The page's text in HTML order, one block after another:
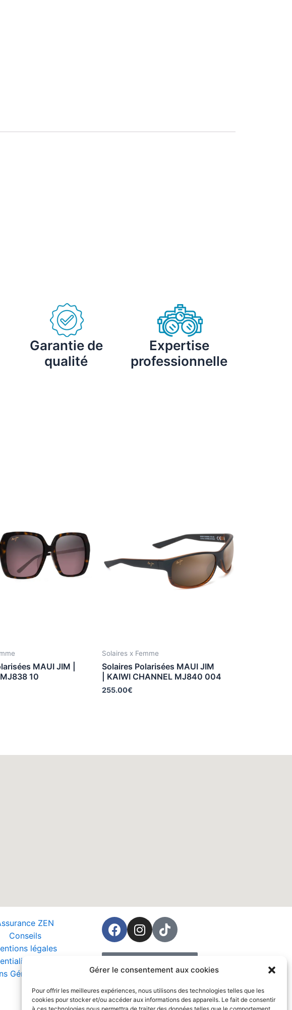
Gérer le consentement aux cookies
Pour offrir les meilleures expériences, nous utilisons des technologies telles que les
cookies pour stocker et/ou accéder aux informations des appareils. Le fait de consentir
Garantie de
qualité
Expertise
professionnelle
MAUI JIM |
MJ838 10
Solaires x Femme
Solaires Polarisées MAUI JIM
| KAIWI CHANNEL MJ840 004
255.00€
ZEN
Conseils
légales
et Données
Générales de Vente